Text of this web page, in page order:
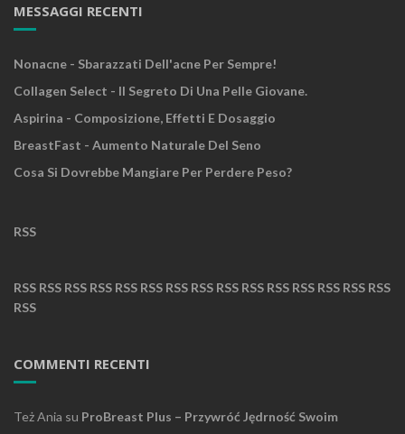
MESSAGGI RECENTI
Nonacne - Sbarazzati Dell'acne Per Sempre!
Collagen Select - Il Segreto Di Una Pelle Giovane.
Aspirina - Composizione, Effetti E Dosaggio
BreastFast - Aumento Naturale Del Seno
Cosa Si Dovrebbe Mangiare Per Perdere Peso?
RSS
RSS RSS RSS RSS RSS RSS RSS RSS RSS RSS RSS RSS RSS RSS RSS
RSS
COMMENTI RECENTI
Też Ania su ProBreast Plus – Przywróć Jędrność Swoim